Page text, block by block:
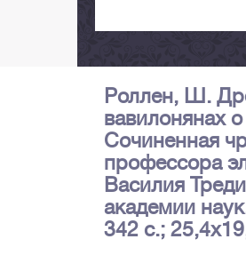
Роллен, Ш.
вавилонянах
Сочиненная
профессора
Василия
академии
342 с.;